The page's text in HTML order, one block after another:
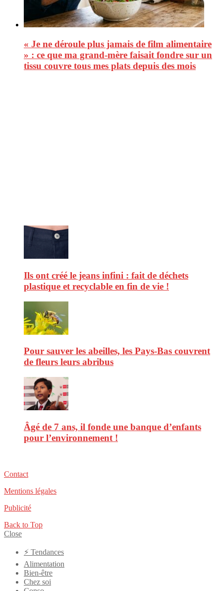
« Je ne déroule plus jamais de film alimentaire
» : ce que ma grand-mère faisait fondre sur un
tissu couvre tous mes plats depuis des mois
Ils ont créé le jeans infini : fait de déchets
plastique et recyclable en fin de vie !
Pour sauver les abeilles, les Pays-Bas couvrent
de fleurs leurs abribus
Âgé de 7 ans, il fonde une banque d’enfants
pour l’environnement !
Contact
Mentions légales
Publicité
Back to Top
Close
⚡️ Tendances
Alimentation
Bien-être
Chez soi